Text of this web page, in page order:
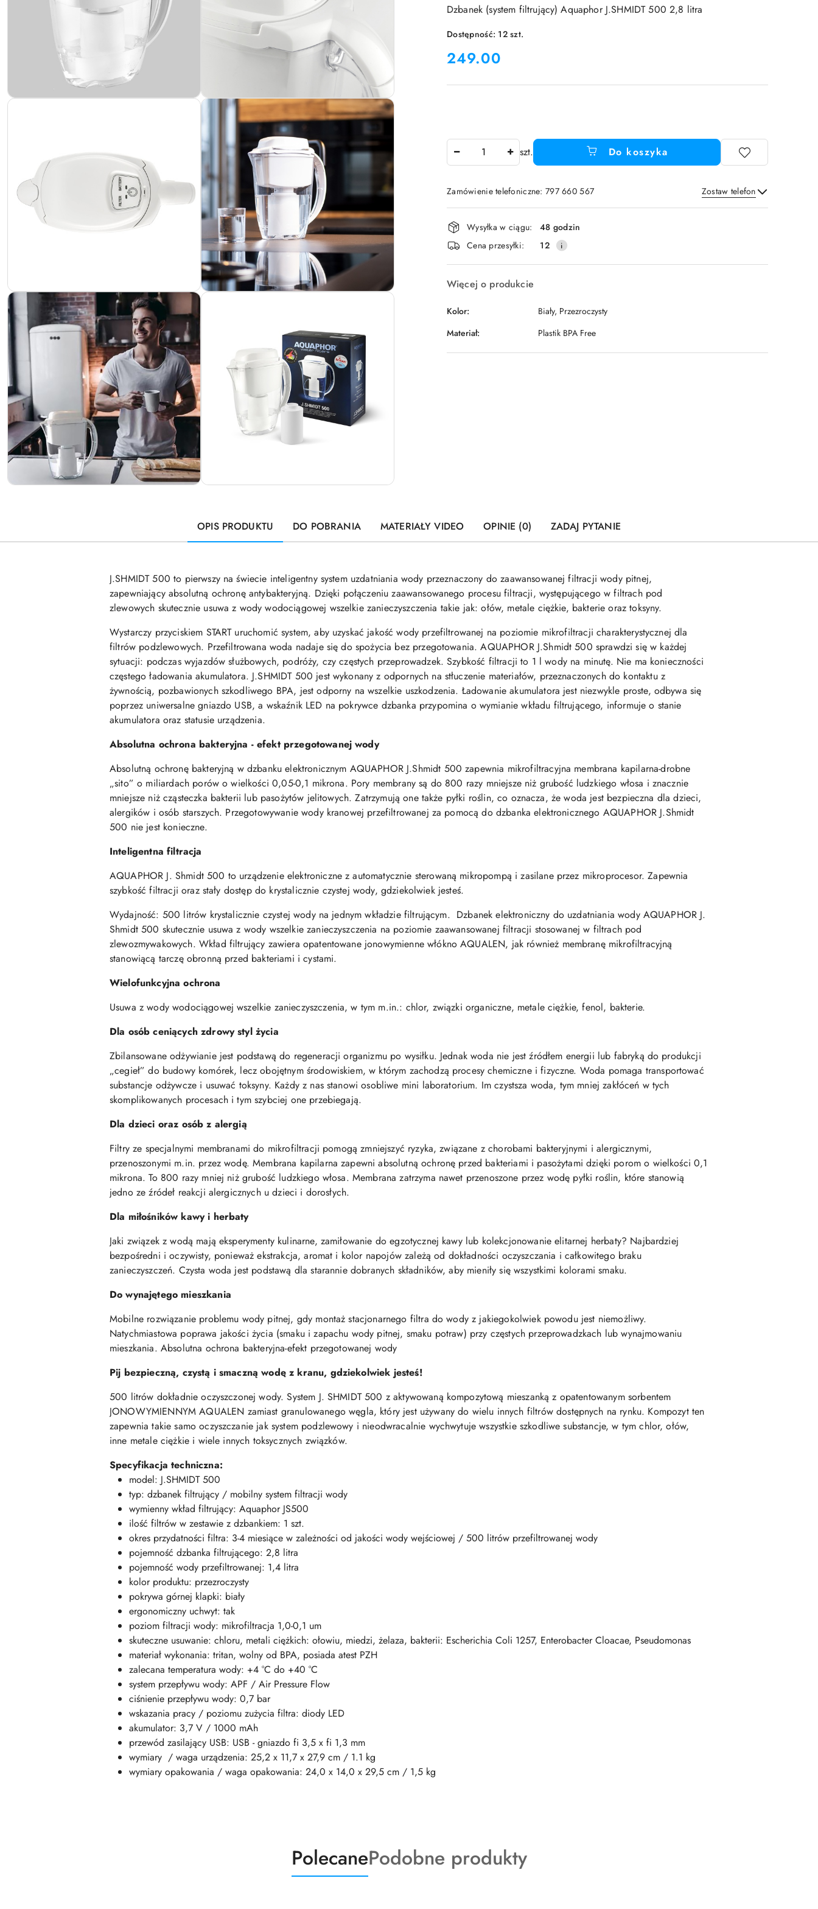
Dzbanek (system filtrujący) Aquaphor J.SHMIDT 500 2,8 litra
Dostępność: 12szt.
cena:
249.00
szt. Do koszyka
Zamówienie telefoniczne: 797 660 567 Zostaw telefon
Wyślij
Dostępność
i
dostawa
Wysyłka w ciągu:
48 godzin
Cena przesyłki:
12
Więcej o produkcie
Kolor:
Biały, Przezroczysty
Materiał:
Plastik BPA Free
OPIS PRODUKTU DO POBRANIA MATERIAŁY VIDEO OPINIE (0) ZADAJ PYTANIE
J.SHMIDT 500 to pierwszy na świecie inteligentny system uzdatniania wody przeznaczony do zaawansowanej filtracji wody pitnej,
zapewniający absolutną ochronę antybakteryjną. Dzięki połączeniu zaawansowanego procesu filtracji, występującego w filtrach pod
zlewowych skutecznie usuwa z wody wodociągowej wszelkie zanieczyszczenia takie jak: ołów, metale ciężkie, bakterie oraz toksyny.
Wystarczy przyciskiem START uruchomić system, aby uzyskać jakość wody przefiltrowanej na poziomie mikrofiltracji charakterystycznej dla
filtrów podzlewowych. Przefiltrowana woda nadaje się do spożycia bez przegotowania. AQUAPHOR J.Shmidt 500 sprawdzi się w każdej
sytuacji: podczas wyjazdów służbowych, podróży, czy częstych przeprowadzek. Szybkość filtracji to 1 l wody na minutę. Nie ma konieczności
częstego ładowania akumulatora. J.SHMIDT 500 jest wykonany z odpornych na stłuczenie materiałów, przeznaczonych do kontaktu z
żywnością, pozbawionych szkodliwego BPA, jest odporny na wszelkie uszkodzenia. Ładowanie akumulatora jest niezwykle proste, odbywa się
poprzez uniwersalne gniazdo USB, a wskaźnik LED na pokrywce dzbanka przypomina o wymianie wkładu filtrującego, informuje o stanie
akumulatora oraz statusie urządzenia.
Absolutna ochrona bakteryjna - efekt przegotowanej wody
Absolutną ochronę bakteryjną w dzbanku elektronicznym AQUAPHOR J.Shmidt 500 zapewnia mikrofiltracyjna membrana kapilarna-drobne
„sito” o miliardach porów o wielkości 0,05-0,1 mikrona. Pory membrany są do 800 razy mniejsze niż grubość ludzkiego włosa i znacznie
mniejsze niż cząsteczka bakterii lub pasożytów jelitowych. Zatrzymują one także pyłki roślin, co oznacza, że woda jest bezpieczna dla dzieci,
alergików i osób starszych. Przegotowywanie wody kranowej przefiltrowanej za pomocą do dzbanka elektronicznego AQUAPHOR J.Shmidt
500 nie jest konieczne.
Inteligentna filtracja
AQUAPHOR J. Shmidt 500 to urządzenie elektroniczne z automatycznie sterowaną mikropompą i zasilane przez mikroprocesor. Zapewnia
szybkość filtracji oraz stały dostęp do krystalicznie czystej wody, gdziekolwiek jesteś.
Wydajność: 500 litrów krystalicznie czystej wody na jednym wkładzie filtrującym. Dzbanek elektroniczny do uzdatniania wody AQUAPHOR J.
Shmidt 500 skutecznie usuwa z wody wszelkie zanieczyszczenia na poziomie zaawansowanej filtracji stosowanej w filtrach pod
zlewozmywakowych. Wkład filtrujący zawiera opatentowane jonowymienne włókno AQUALEN, jak również membranę mikrofiltracyjną
stanowiącą tarczę obronną przed bakteriami i cystami.
Wielofunkcyjna ochrona
Usuwa z wody wodociągowej wszelkie zanieczyszczenia, w tym m.in.: chlor, związki organiczne, metale ciężkie, fenol, bakterie.
Dla osób ceniących zdrowy styl życia
Zbilansowane odżywianie jest podstawą do regeneracji organizmu po wysiłku. Jednak woda nie jest źródłem energii lub fabryką do produkcji
„cegieł” do budowy komórek, lecz obojętnym środowiskiem, w którym zachodzą procesy chemiczne i fizyczne. Woda pomaga transportować
substancje odżywcze i usuwać toksyny. Każdy z nas stanowi osobliwe mini laboratorium. Im czystsza woda, tym mniej zakłóceń w tych
skomplikowanych procesach i tym szybciej one przebiegają.
Dla dzieci oraz osób z alergią
Filtry ze specjalnymi membranami do mikrofiltracji pomogą zmniejszyć ryzyka, związane z chorobami bakteryjnymi i alergicznymi,
przenoszonymi m.in. przez wodę. Membrana kapilarna zapewni absolutną ochronę przed bakteriami i pasożytami dzięki porom o wielkości 0,1
mikrona. To 800 razy mniej niż grubość ludzkiego włosa. Membrana zatrzyma nawet przenoszone przez wodę pyłki roślin, które stanowią
jedno ze źródeł reakcji alergicznych u dzieci i dorosłych.
Dla miłośników kawy i herbaty
Jaki związek z wodą mają eksperymenty kulinarne, zamiłowanie do egzotycznej kawy lub kolekcjonowanie elitarnej herbaty? Najbardziej
bezpośredni i oczywisty, ponieważ ekstrakcja, aromat i kolor napojów zależą od dokładności oczyszczania i całkowitego braku
zanieczyszczeń. Czysta woda jest podstawą dla starannie dobranych składników, aby mieniły się wszystkimi kolorami smaku.
Do wynajętego mieszkania
Mobilne rozwiązanie problemu wody pitnej, gdy montaż stacjonarnego filtra do wody z jakiegokolwiek powodu jest niemożliwy.
Natychmiastowa poprawa jakości życia (smaku i zapachu wody pitnej, smaku potraw) przy częstych przeprowadzkach lub wynajmowaniu
mieszkania. Absolutna ochrona bakteryjna-efekt przegotowanej wody
Pij bezpieczną, czystą i smaczną wodę z kranu, gdziekolwiek jesteś!
500 litrów dokładnie oczyszczonej wody. System J. SHMIDT 500 z aktywowaną kompozytową mieszanką z opatentowanym sorbentem
JONOWYMIENNYM AQUALEN zamiast granulowanego węgla, który jest używany do wielu innych filtrów dostępnych na rynku. Kompozyt ten
zapewnia takie samo oczyszczanie jak system podzlewowy i nieodwracalnie wychwytuje wszystkie szkodliwe substancje, w tym chlor, ołów,
inne metale ciężkie i wiele innych toksycznych związków.
Specyfikacja techniczna:
model: J.SHMIDT 500
typ: dzbanek filtrujący / mobilny system filtracji wody
wymienny wkład filtrujący: Aquaphor JS500
ilość filtrów w zestawie z dzbankiem: 1 szt.
okres przydatności filtra: 3-4 miesiące w zależności od jakości wody wejściowej / 500 litrów przefiltrowanej wody
pojemność dzbanka filtrującego: 2,8 litra
pojemność wody przefiltrowanej: 1,4 litra
kolor produktu: przezroczysty
pokrywa górnej klapki: biały
ergonomiczny uchwyt: tak
poziom filtracji wody: mikrofiltracja 1,0-0,1 um
skuteczne usuwanie: chloru, metali ciężkich: ołowiu, miedzi, żelaza, bakterii: Escherichia Coli 1257, Enterobacter Cloacae, Pseudomonas
materiał wykonania: tritan, wolny od BPA, posiada atest PZH
zalecana temperatura wody: +4 °C do +40 °C
system przepływu wody: APF / Air Pressure Flow
ciśnienie przepływu wody: 0,7 bar
wskazania pracy / poziomu zużycia filtra: diody LED
akumulator: 3,7 V / 1000 mAh
przewód zasilający USB: USB - gniazdo fi 3,5 x fi 1,3 mm
wymiary / waga urządzenia: 25,2 x 11,7 x 27,9 cm / 1.1 kg
wymiary opakowania / waga opakowania: 24,0 x 14,0 x 29,5 cm / 1,5 kg
Produkty
o
PolecaneProdukty
o
Podobne produkty